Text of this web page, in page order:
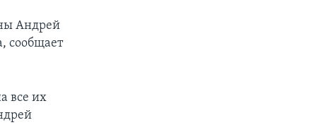
Андрей
сообщает
все их